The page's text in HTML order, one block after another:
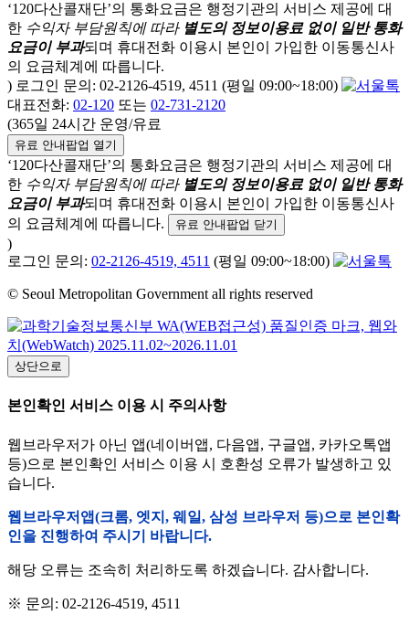
‘120다산콜재단’의 통화요금은 행정기관의 서비스 제공에 대
한 수익자 부담원칙에 따라 별도의 정보이용료 없이 일반 통화
요금이 부과되며 휴대전화 이용시 본인이 가입한 이동통신사
의 요금체계에 따릅니다.
) 로그인 문의: 02-2126-4519, 4511 (평일 09:00~18:00)
대표전화: 02-120 또는 02-731-2120
(365일 24시간 운영/유료
유료 안내팝업 열기
‘120다산콜재단’의 통화요금은 행정기관의 서비스 제공에 대
한 수익자 부담원칙에 따라 별도의 정보이용료 없이 일반 통화
요금이 부과되며 휴대전화 이용시 본인이 가입한 이동통신사
의 요금체계에 따릅니다.
유료 안내팝업 닫기
)
로그인 문의: 02-2126-4519, 4511 (평일 09:00~18:00)
© Seoul Metropolitan Government all rights reserved
상단으로
본인확인 서비스 이용 시 주의사항
웹브라우저가 아닌 앱(네이버앱, 다음앱, 구글앱, 카카오톡앱
등)으로 본인확인 서비스 이용 시 호환성 오류가 발생하고 있
습니다.
웹브라우저앱(크롬, 엣지, 웨일, 삼성 브라우저 등)으로 본인확
인을 진행하여 주시기 바랍니다.
해당 오류는 조속히 처리하도록 하겠습니다. 감사합니다.
※ 문의: 02-2126-4519, 4511